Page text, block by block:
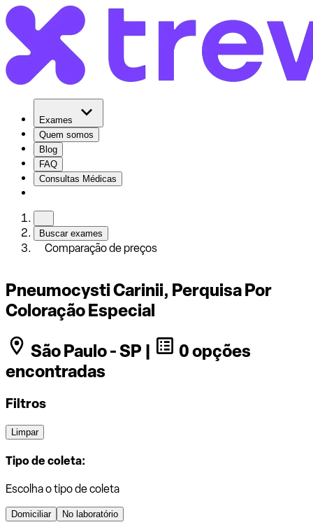
Exames
Quem somos
Blog
FAQ
Consultas Médicas
Buscar exames
Comparação de preços
Pneumocysti Carinii, Perquisa Por
Coloração Especial
São Paulo - SP |
0 opções
encontradas
Filtros
Limpar
Tipo de coleta:
Escolha o tipo de coleta
Domiciliar No laboratório